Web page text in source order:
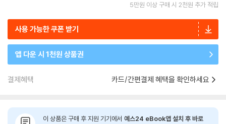
5만원 이상 구매 시 2천원 추가 적립
사용 가능한 쿠폰 받기
앱 다운 시 1천원 상품권
결제혜택 카드/간편결제 혜택을 확인하세요
이 상품은 구매 후 지원 기기에서 예스24 eBook앱 설치 후 바로